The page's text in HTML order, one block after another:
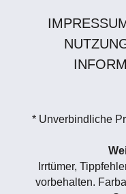
* Unverbindliche
Irrtümer,
vorbehalten.